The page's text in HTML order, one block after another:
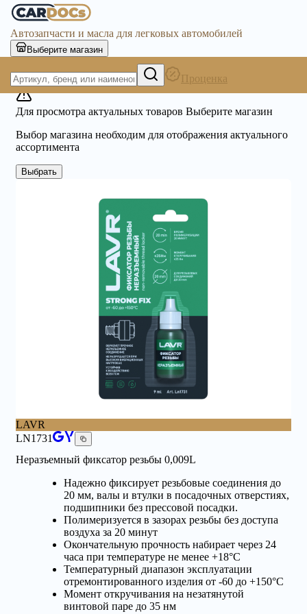
Автозапчасти и масла для легковых автомобилей
Выберите магазин
Проценка
Для просмотра актуальных товаров Выберите магазин
Выбор магазина необходим для отображения актуального
ассортимента
Выбрать
LAVR
LN1731
Неразъемный фиксатор резьбы 0,009L
Надежно фиксирует резьбовые соединения до
20 мм, валы и втулки в посадочных отверстиях,
подшипники без прессовой посадки.
Полимеризуется в зазорах резьбы без доступа
воздуха за 20 минут
Окончательную прочность набирает через 24
часа при температуре не менее +18°С
Температурный диапазон эксплуатации
отремонтированного изделия от -60 до +150°С
Момент откручивания на незатянутой
винтовой паре до 35 нм